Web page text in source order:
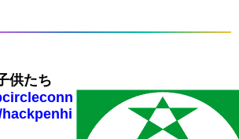
供たち